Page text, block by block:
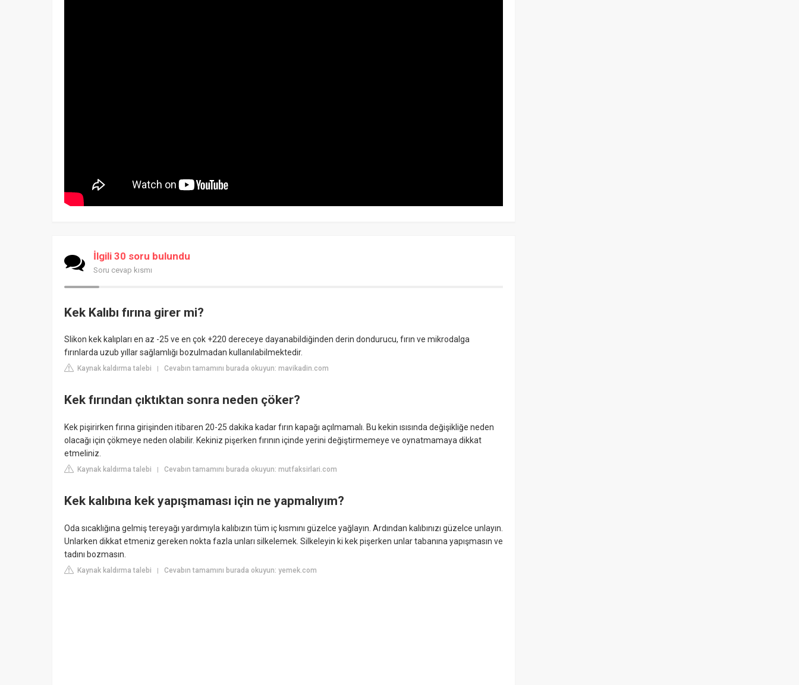
İlgili 30 soru bulundu
Soru cevap kısmı
Kek Kalıbı fırına girer mi?
Slikon kek kalıpları en az -25 ve en çok +220 dereceye dayanabildiğinden derin dondurucu, fırın ve mikrodalga
fırınlarda uzub yıllar sağlamlığı bozulmadan kullanılabilmektedir.
Kaynak kaldırma talebi | Cevabın tamamını burada okuyun: mavikadin.com
Kek fırından çıktıktan sonra neden çöker?
Kek pişirirken fırına girişinden itibaren 20-25 dakika kadar fırın kapağı açılmamalı. Bu kekin ısısında değişikliğe neden
olacağı için çökmeye neden olabilir. Kekiniz pişerken fırının içinde yerini değiştirmemeye ve oynatmamaya dikkat
etmeliniz.
Kaynak kaldırma talebi | Cevabın tamamını burada okuyun: mutfaksirlari.com
Kek kalıbına kek yapışmaması için ne yapmalıyım?
Oda sıcaklığına gelmiş tereyağı yardımıyla kalıbızın tüm iç kısmını güzelce yağlayın. Ardından kalıbınızı güzelce unlayın.
Unlarken dikkat etmeniz gereken nokta fazla unları silkelemek. Silkeleyin ki kek pişerken unlar tabanına yapışmasın ve
tadını bozmasın.
Kaynak kaldırma talebi | Cevabın tamamını burada okuyun: yemek.com